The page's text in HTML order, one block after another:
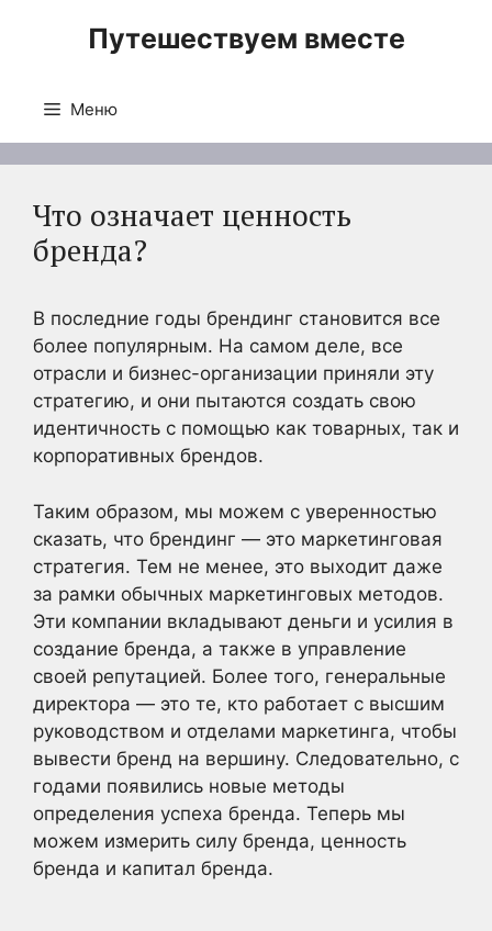
Путешествуем вместе
Меню
Что означает ценность
бренда?
В последние годы брендинг становится все
более популярным. На самом деле, все
отрасли и бизнес-организации приняли эту
стратегию, и они пытаются создать свою
идентичность с помощью как товарных, так и
корпоративных брендов.
Таким образом, мы можем с уверенностью
сказать, что брендинг — это маркетинговая
стратегия. Тем не менее, это выходит даже
за рамки обычных маркетинговых методов.
Эти компании вкладывают деньги и усилия в
создание бренда, а также в управление
своей репутацией. Более того, генеральные
директора — это те, кто работает с высшим
руководством и отделами маркетинга, чтобы
вывести бренд на вершину. Следовательно, с
годами появились новые методы
определения успеха бренда. Теперь мы
можем измерить силу бренда, ценность
бренда и капитал бренда.